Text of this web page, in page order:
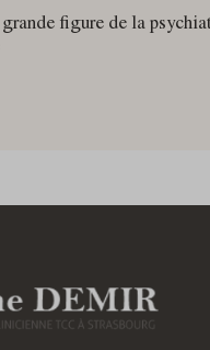
figure de la